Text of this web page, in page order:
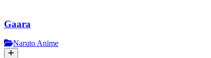
Gaara
Naruto Anime